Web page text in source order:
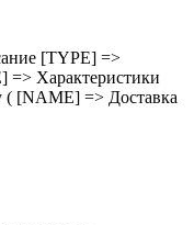
[TYPE] =>
Характеристики
[NAME] => Доставка